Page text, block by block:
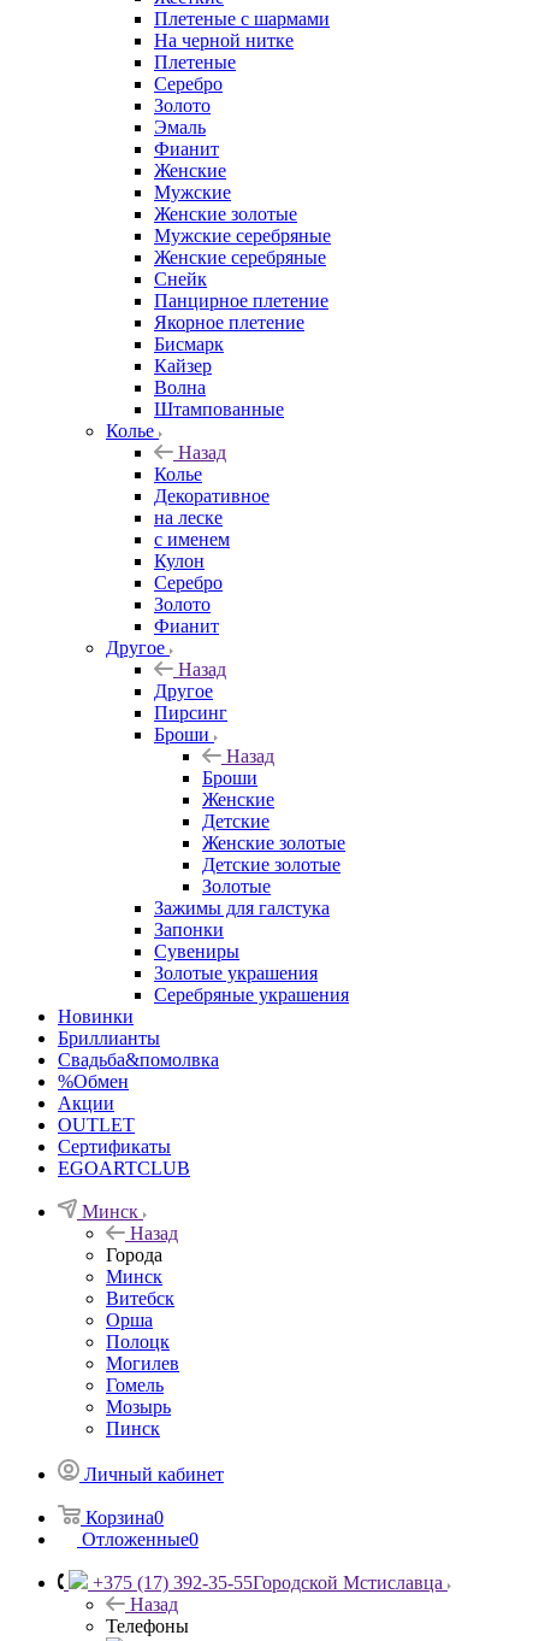
Плетеные с шармами
На черной нитке
Плетеные
Серебро
Золото
Эмаль
Фианит
Женские
Мужские
Женские золотые
Мужские серебряные
Женские серебряные
Снейк
Панцирное плетение
Якорное плетение
Бисмарк
Кайзер
Волна
Штампованные
Колье
Назад
Колье
Декоративное
на леске
с именем
Кулон
Серебро
Золото
Фианит
Другое
Назад
Другое
Пирсинг
Броши
Назад
Броши
Женские
Детские
Женские золотые
Детские золотые
Золотые
Зажимы для галстука
Запонки
Сувениры
Золотые украшения
Серебряные украшения
Новинки
Бриллианты
Свадьба&помолвка
%Обмен
Акции
OUTLET
Сертификаты
EGOARTCLUB
Минск
Назад
Города
Минск
Витебск
Орша
Полоцк
Могилев
Гомель
Мозырь
Пинск
Личный кабинет
Корзина0
Отложенные0
+375 (17) 392-35-55Городской Мстиславца
Назад
Телефоны